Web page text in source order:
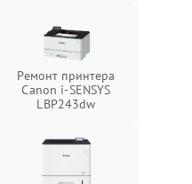
Ремонт принтера
Canon i-SENSYS
LBP243dw